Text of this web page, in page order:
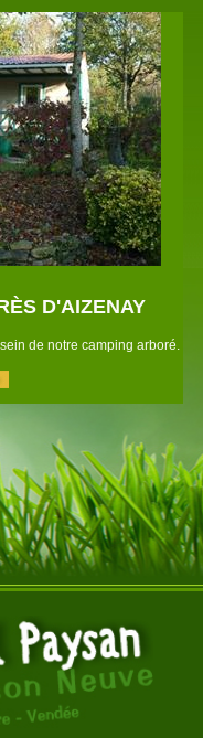
D'AIZENAY
de notre camping arboré.